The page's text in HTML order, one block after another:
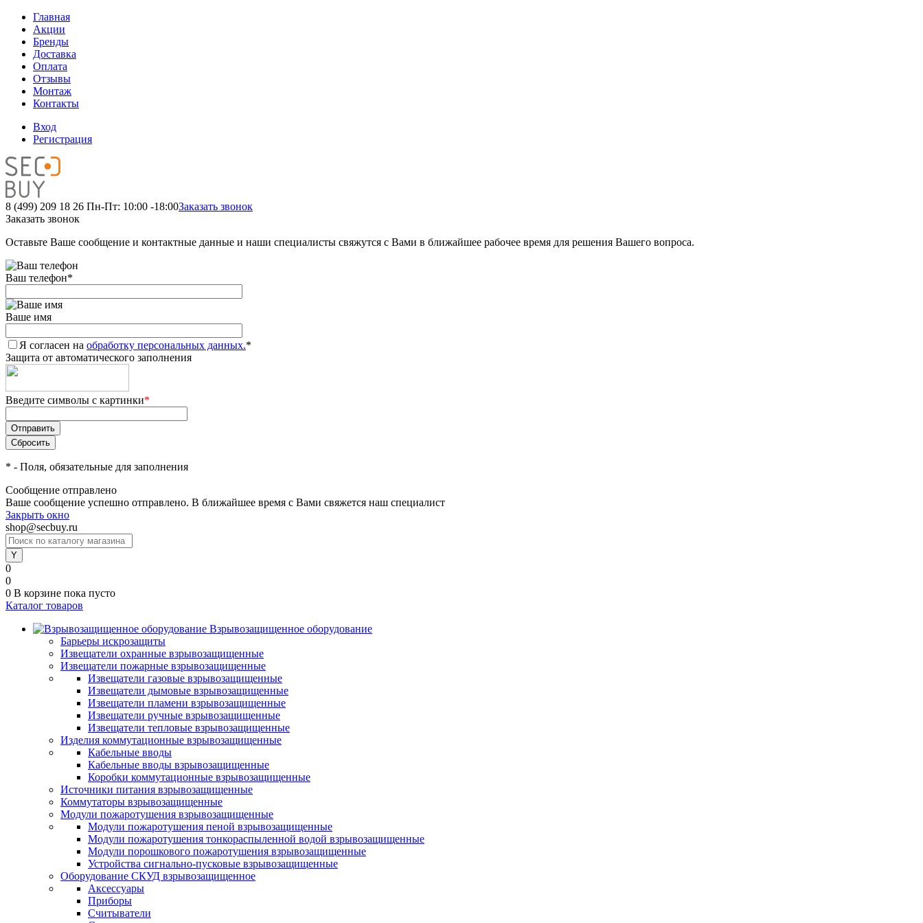
Главная
Акции
Бренды
Доставка
Оплата
Отзывы
Монтаж
Контакты
Вход
Регистрация
8 (499) 209 18 26 Пн-Пт: 10:00 -18:00Заказать звонок
Заказать звонок
Оставьте Ваше сообщение и контактные данные и наши специалисты свяжутся с Вами в ближайшее рабочее время для решения Вашего вопроса.
Ваш телефон*
Ваше имя
Я согласен на обработку персональных данных.*
Защита от автоматического заполнения
Введите символы с картинки*
* - Поля, обязательные для заполнения
Сообщение отправлено
Ваше сообщение успешно отправлено. В ближайшее время с Вами свяжется наш специалист
Закрыть окно
shop@secbuy.ru
0
0
0 В корзине пока пусто
Каталог товаров
Взрывозащищенное оборудование
Барьеры искрозащиты
Извещатели охранные взрывозащищенные
Извещатели пожарные взрывозащищенные
Извещатели газовые взрывозащищенные
Извещатели дымовые взрывозащищенные
Извещатели пламени взрывозащищенные
Извещатели ручные взрывозащищенные
Извещатели тепловые взрывозащищенные
Изделия коммутационные взрывозащищенные
Кабельные вводы
Кабельные вводы взрывозащищенные
Коробки коммутационные взрывозащищенные
Источники питания взрывозащищенные
Коммутаторы взрывозащищенные
Модули пожаротушения взрывозащищенные
Модули пожаротушения пеной взрывозащищенные
Модули пожаротушения тонкораспыленной водой взрывозащищенные
Модули порошкового пожаротушения взрывозащищенные
Устройства сигнально-пусковые взрывозащищенные
Оборудование СКУД взрывозащищенное
Аксессуары
Приборы
Считыватели